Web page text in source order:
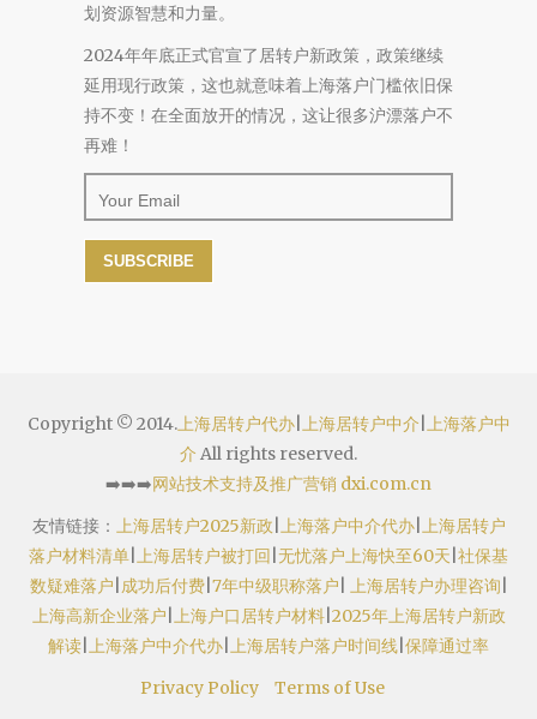
划资源智慧和力量。
2024年年底正式官宣了居转户新政策，政策继续
延用现行政策，这也就意味着上海落户门槛依旧保
持不变！在全面放开的情况，这让很多沪漂落户不
再难！
Copyright © 2014.上海居转户代办| 上海居转户中介 上海落户中
介 All rights reserved.
➡️➡️➡️网站技术支持及推广营销 dxi.com.cn
友情链接： 上海居转户2025新政 上海落户中介代办| 上海居转户
落户材料清单 上海居转户被打回 无忧落户上海快至60天 社保基
数疑难落户 成功后付费| 7年中级职称落户 上海居转户办理咨询
上海高新企业落户 上海户口居转户材料| 2025年上海居转户新政
解读 上海落户中介代办 上海居转户落户时间线 保障通过率
Privacy Policy
Terms of Use